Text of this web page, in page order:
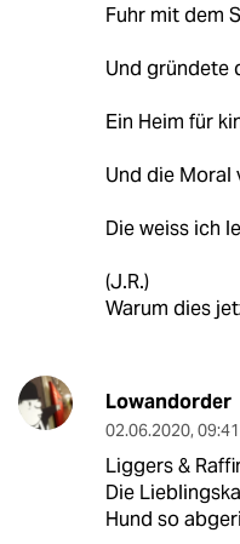
Fuhr mit dem
Und gründete
Ein Heim für
Und die Moral
Die weiss ich
(J.R.)
Warum dies
Lowandorder
02.06.2020,
Liggers &
Die
Hund so